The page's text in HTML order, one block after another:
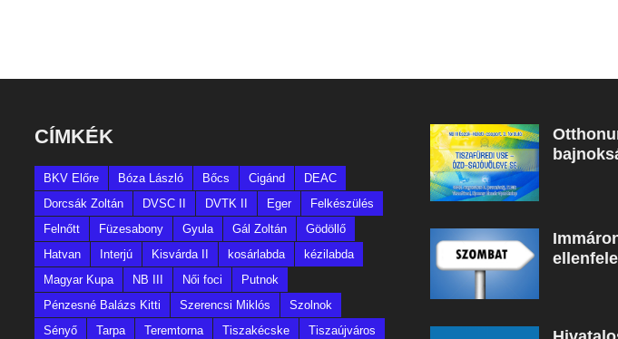
CÍMKÉK
BKV Előre Bóza László Bőcs Cigánd
DEAC
Dorcsák Zoltán
DVSC II DVTK II Eger
Felkészülés
Felnőtt
Füzesabony Gyula Gál Zoltán
Gödöllő
Hatvan
Interjú Kisvárda II kosárlabda
kézilabda
Magyar Kupa
NB III Női foci
Putnok
Pénzesné Balázs Kitti
Szerencsi Miklós
Szolnok
Sényő
Tarpa Teremtorna Tiszakécske Tiszaújváros